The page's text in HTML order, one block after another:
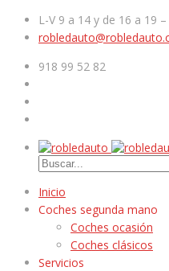
L-V 9 a 14 y de 16 a 19
918 99 52 82
Inicio
Coches segunda mano
Coches ocasión
Coches clásicos
Servicios